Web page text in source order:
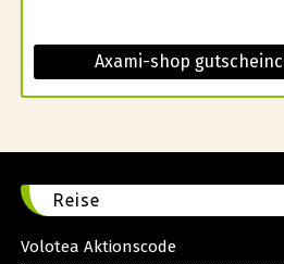
Axami-shop
Reise
Volotea Aktionscode